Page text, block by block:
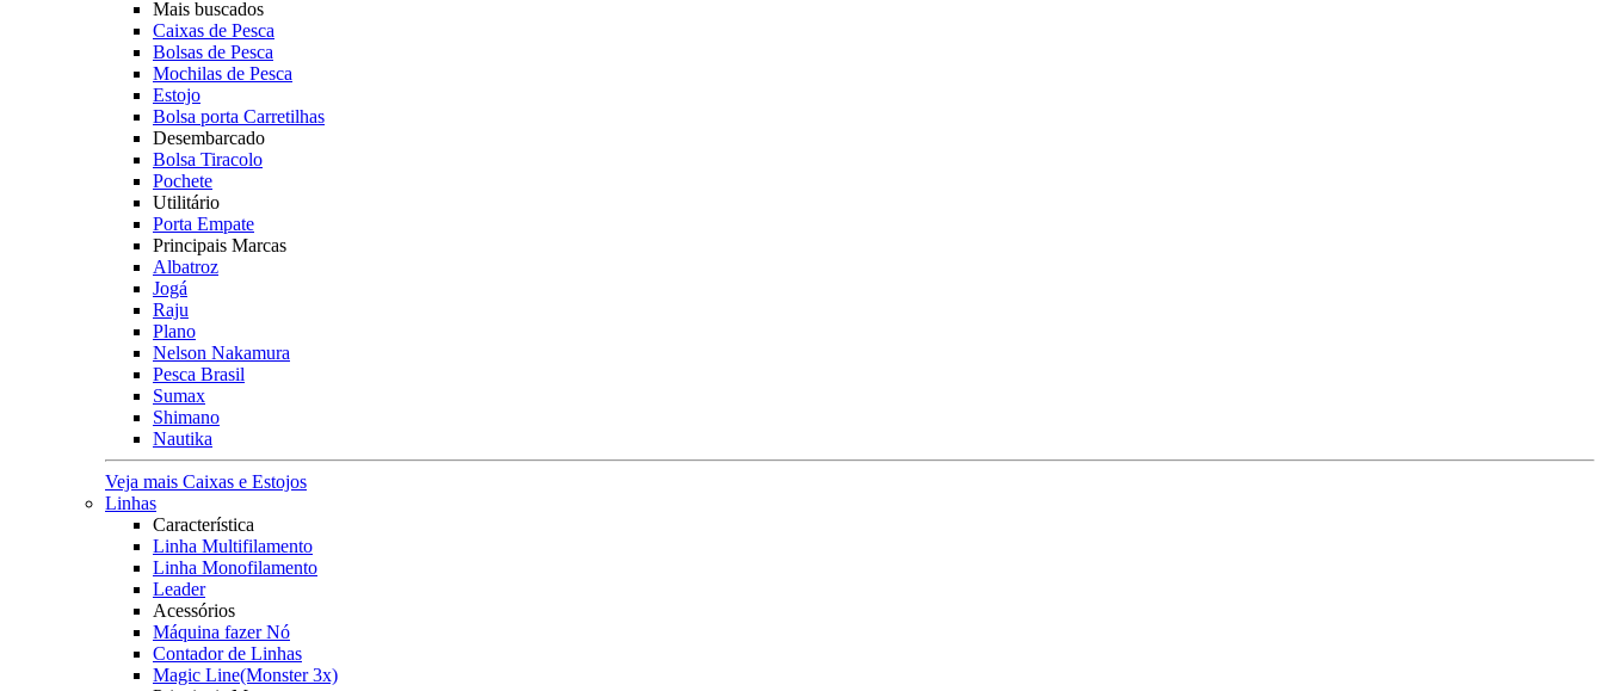
Mais buscados
Caixas de Pesca
Bolsas de Pesca
Mochilas de Pesca
Estojo
Bolsa porta Carretilhas
Desembarcado
Bolsa Tiracolo
Pochete
Utilitário
Porta Empate
Principais Marcas
Albatroz
Jogá
Raju
Plano
Nelson Nakamura
Pesca Brasil
Sumax
Shimano
Nautika
Veja mais Caixas e Estojos
Linhas
Característica
Linha Multifilamento
Linha Monofilamento
Leader
Acessórios
Máquina fazer Nó
Contador de Linhas
Magic Line(Monster 3x)